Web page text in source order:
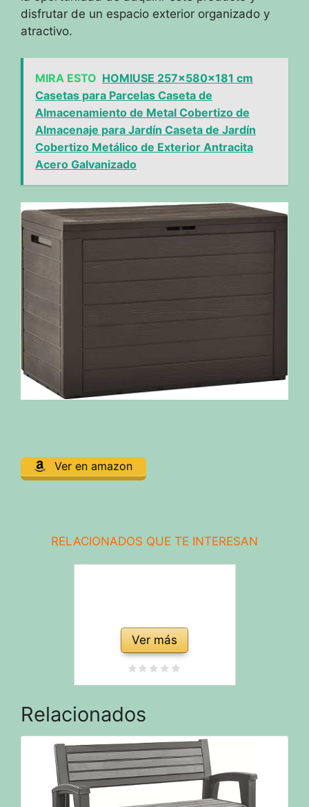
disfrutar de un espacio exterior organizado y
atractivo.
MIRA ESTO HOMIUSE 257x580x181 cm
Casetas para Parcelas Caseta de
Almacenamiento de Metal Cobertizo de
Almacenaje para Jardín Caseta de Jardín
Cobertizo Metálico de Exterior Antracita
Acero Galvanizado
Ver en amazon
RELACIONADOS QUE TE INTERESAN
Ver más
Relacionados